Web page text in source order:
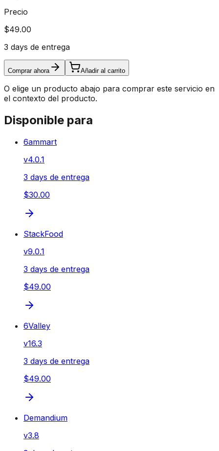
Precio
$49.00
3 days de entrega
Comprar ahora Añadir al carrito
O elige un producto abajo para comprar este servicio en
el contexto del producto.
Disponible para
6ammart
v4.0.1
3 days de entrega
$30.00
StackFood
v9.0.1
3 days de entrega
$49.00
6Valley
v16.3
3 days de entrega
$49.00
Demandium
v3.8